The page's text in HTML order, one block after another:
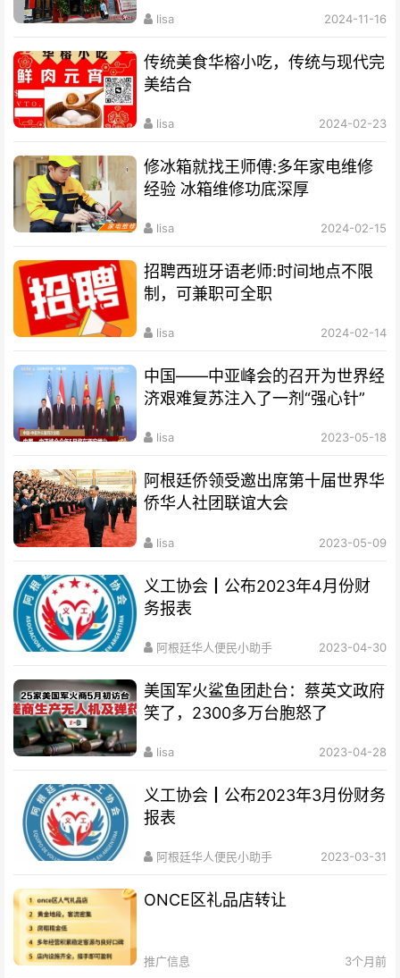
lisa 2024-11-16
传统美食华榕小吃，传统与现代完
美结合
lisa 2024-02-23
修冰箱就找王师傅:多年家电维修
经验 冰箱维修功底深厚
lisa 2024-02-15
招聘西班牙语老师:时间地点不限
制，可兼职可全职
lisa 2024-02-14
中国——中亚峰会的召开为世界经
济艰难复苏注入了一剂“强心针”
lisa 2023-05-18
阿根廷侨领受邀出席第十届世界华
侨华人社团联谊大会
lisa 2023-05-09
义工协会┃公布2023年4月份财
务报表
阿根廷华人便民小助手 2023-04-30
美国军火鲨鱼团赴台：蔡英文政府
笑了，2300多万台胞怒了
lisa 2023-04-28
义工协会┃公布2023年3月份财务
报表
阿根廷华人便民小助手 2023-03-31
ONCE区礼品店转让
推广信息 3个月前